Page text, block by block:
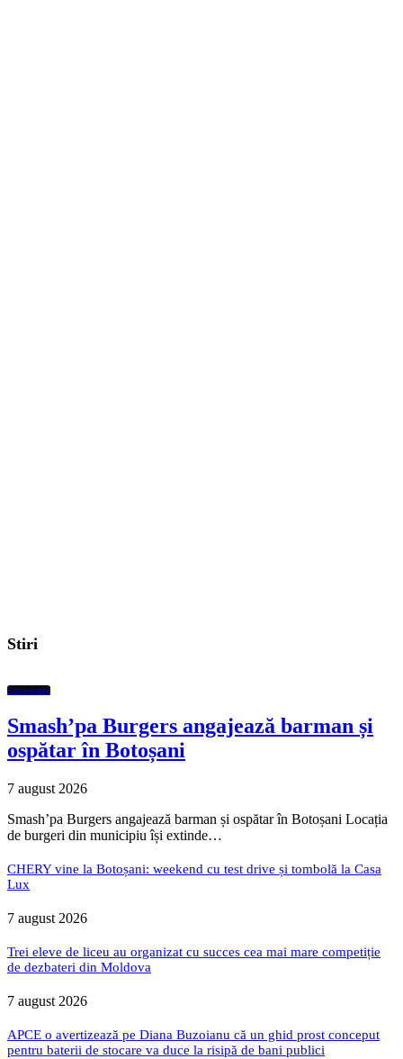
Stiri
Economic
Smash’pa Burgers angajează barman și
ospătar în Botoșani
7 august 2026
Smash’pa Burgers angajează barman și ospătar în Botoșani Locația
de burgeri din municipiu își extinde…
CHERY vine la Botoșani: weekend cu test drive și tombolă la Casa
Lux
7 august 2026
Trei eleve de liceu au organizat cu succes cea mai mare competiție
de dezbateri din Moldova
7 august 2026
APCE o avertizează pe Diana Buzoianu că un ghid prost conceput
pentru baterii de stocare va duce la risipă de bani publici